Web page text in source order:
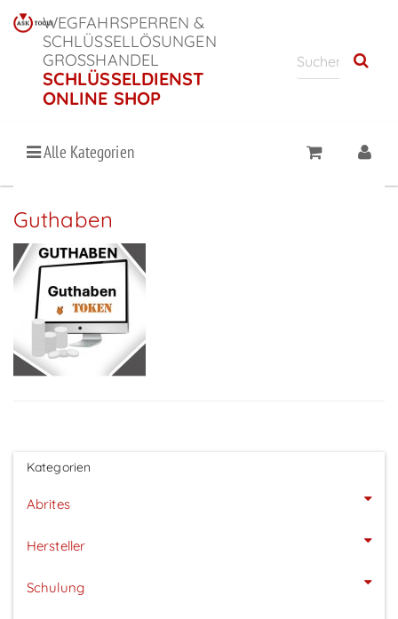
WEGFAHRSPERREN &
SCHLÜSSELLÖSUNGEN
GROSSHANDEL
SCHLÜSSELDIENST
ONLINE SHOP
Alle Kategorien
Guthaben
Kategorien
Abrites
Hersteller
Schulung